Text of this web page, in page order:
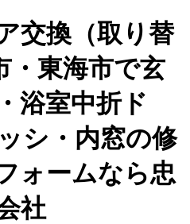
交換（取り替
・東海市で玄
浴室中折ド
シ・内窓の修
ォームなら忠
社